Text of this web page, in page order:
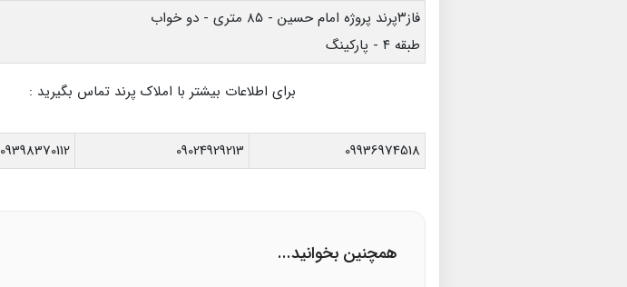
فاز۳پرند پروژه امام حسین - ۸۵ متری - دو خواب
طبقه ۴ - پارکينگ
برای اطلاعات بیشتر با املاک پرند تماس بگیرید :
09936974518
09024929213
09398370112
همچنین بخوانید...